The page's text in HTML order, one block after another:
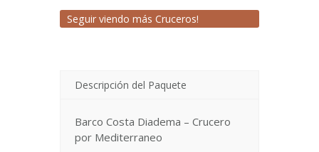
Seguir viendo más Cruceros!
Descripción del Paquete
Barco Costa Diadema – Crucero
por Mediterraneo